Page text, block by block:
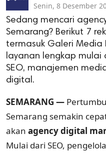
Senin, 8 Desember
Sedang mencari
Semarang? Berikut 7
termasuk Galeri
layanan lengkap mulai
SEO, manajemen
digital.
SEMARANG —
Semarang semakin
akan agency digital
Mulai dari SEO,